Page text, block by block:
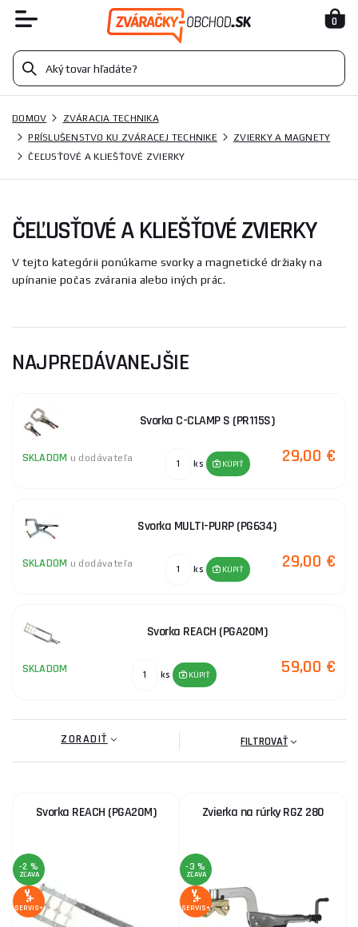
0
DOMOV
ZVÁRACIA TECHNIKA
PRÍSLUŠENSTVO KU ZVÁRACEJ TECHNIKE
ZVIERKY A MAGNETY
ČEĽUSŤOVÉ A KLIEŠŤOVÉ ZVIERKY
ČEĽUSŤOVÉ A KLIEŠŤOVÉ ZVIERKY
V tejto kategórii ponúkame svorky a magnetické držiaky na
upínanie počas zvárania alebo iných prác.
NAJPREDÁVANEJŠIE
Svorka C-CLAMP S (PR115S)
SKLADOM u dodávateľa ks KÚPIŤ 29,00 €
Svorka MULTI-PURP (PG634)
SKLADOM u dodávateľa ks KÚPIŤ 29,00 €
Svorka REACH (PGA20M)
SKLADOM ks KÚPIŤ 59,00 €
ZORADIŤ FILTROVAŤ
Svorka REACH (PGA20M)
-2 %
ZĽAVA
SERVIS+
Zvierka na rúrky RGZ 280
-3 %
ZĽAVA
SERVIS+